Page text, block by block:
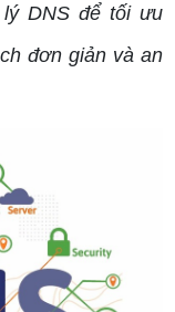
DNS để tối ưu
đơn giản và an